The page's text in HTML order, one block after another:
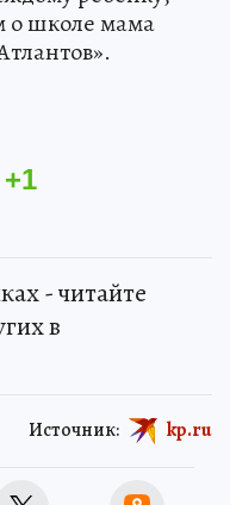
о школе мама
+1
- читайте
в
Источник: kp.ru